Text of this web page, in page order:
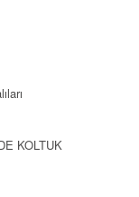
KOLTUK